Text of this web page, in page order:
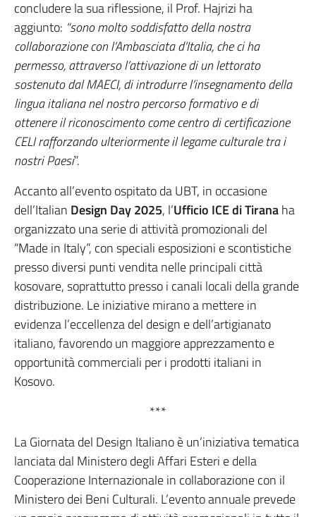
concludere la sua riflessione, il Prof. Hajrizi ha
aggiunto: “sono molto soddisfatto della nostra
collaborazione con l’Ambasciata d’Italia, che ci ha
permesso, attraverso l’attivazione di un lettorato
sostenuto dal MAECI, di introdurre l’insegnamento della
lingua italiana nel nostro percorso formativo e di
ottenere il riconoscimento come centro di certificazione
CELIrafforzando ulteriormente il legame culturale tra i
nostri Paesi”.
Accanto all’evento ospitato da UBT, in occasione
dell’Italian Design Day 2025, l’Ufficio ICE di Tiranaha
organizzato una serie di attività promozionali del
“Made in Italy”, con speciali esposizioni e scontistiche
presso diversi punti vendita nelle principali città
kosovare, soprattutto presso i canali locali della grande
distribuzione. Le iniziative mirano a mettere in
evidenza l’eccellenza del design e dell’artigianato
italiano, favorendo un maggiore apprezzamento e
opportunità commerciali per i prodotti italiani in
Kosovo.
***
La Giornata del Design Italiano è un’iniziativa tematica
lanciata dal Ministero degli Affari Esteri e della
Cooperazione Internazionale in collaborazione con il
Ministero dei Beni Culturali. L’evento annuale prevede